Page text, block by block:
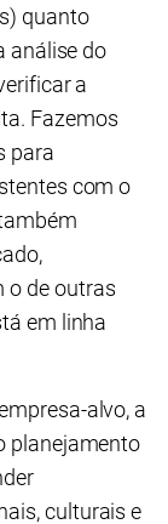
quanto
análise do
a
Fazemos
para
com o
o de outras
em linha
alvo, a
planejamento
culturais e